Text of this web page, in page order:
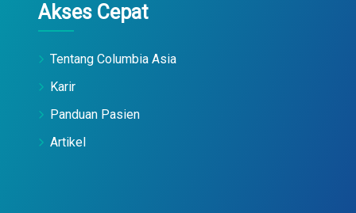
Akses Cepat
Tentang Columbia Asia
Karir
Panduan Pasien
Artikel